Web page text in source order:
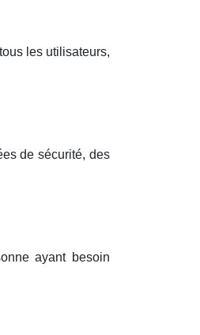
les utilisateurs,
de sécurité, des
ayant besoin